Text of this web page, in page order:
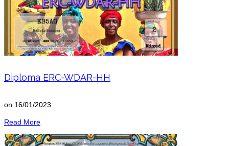
Diploma ERC-WDAR-HH
on 16/01/2023
Read More